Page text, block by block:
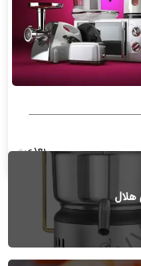
بعدی
هلال